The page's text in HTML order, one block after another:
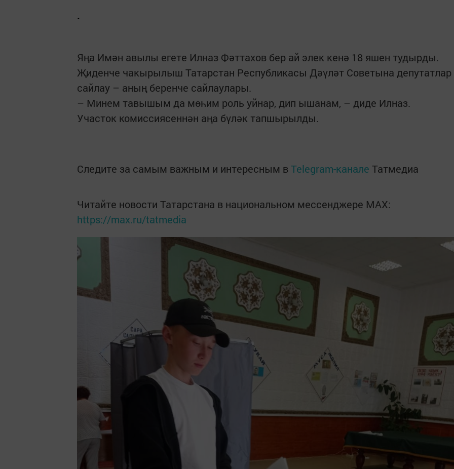
.
Яңа Имән авылы егете Илназ Фәттахов бер ай элек кенә 18 яшен тудырды.
Җиденче чакырылыш Татарстан Республикасы Дәүләт Советына депутатлар
сайлау – аның беренче сайлаулары.
– Минем тавышым да мөһим роль уйнар, дип ышанам, – диде Илназ.
Участок комиссиясеннән аңа бүләк тапшырылды.
Следите за самым важным и интересным в Telegram-канале Татмедиа
Читайте новости Татарстана в национальном мессенджере MАХ:
https://max.ru/tatmedia